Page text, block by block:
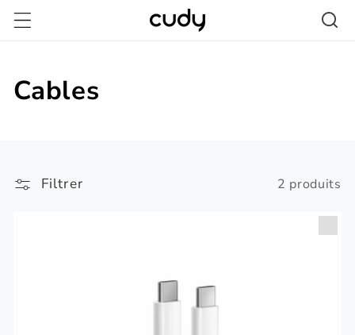
passer
Cables
Filtrer 2 produits